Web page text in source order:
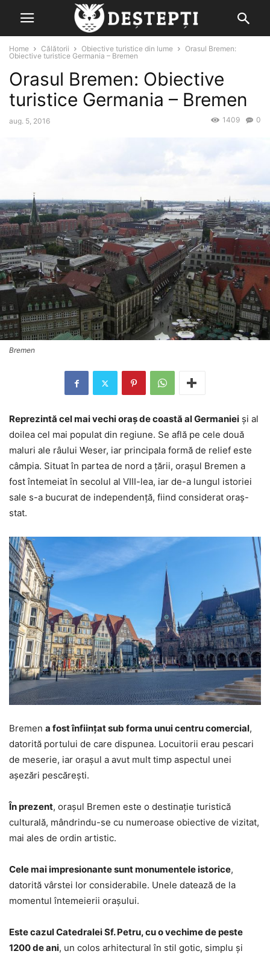
Home Călătorii Obiective turistice din lume
Orasul Bremen:
Obiective turistice Germania – Bremen
Orasul Bremen: Obiective
turistice Germania – Bremen
aug. 5, 2016 0
1409
Bremen
Reprezintă cel mai vechi oraș de coastă al Germaniei și al
doilea cel mai populat din regiune. Se află pe cele două
maluri ale râului Weser, iar principala formă de relief este
câmpia. Situat în partea de nord a țării, orașul Bremen a
fost întemeiat în secolul al VIII-lea, iar de-a lungul istoriei
sale s-a bucurat de independență, fiind considerat oraș-
stat.
Bremen a fost înființat sub forma unui centru comercial,
datorită portului de care dispunea. Locuitorii erau pescari
de meserie, iar orașul a avut mult timp aspectul unei
așezări pescărești.
În prezent, orașul Bremen este o destinație turistică
culturală, mândrindu-se cu numeroase obiective de vizitat,
mai ales de ordin artistic.
Cele mai impresionante sunt monumentele istorice,
datorită vârstei lor considerabile. Unele datează de la
momentul întemeierii orașului.
Este cazul Catedralei Sf. Petru, cu o vechime de peste
1200 de ani, un colos arhitectural în stil gotic, simplu și